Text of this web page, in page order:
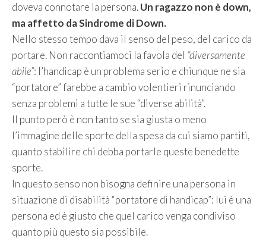
doveva connotare la persona.Un ragazzo non è down,
ma affetto da Sindrome di Down.
Nello stesso tempo dava il senso del peso, del carico da
portare. Non raccontiamoci la favola del “diversamente
abile”: l’handicap è un problema serio e chiunque ne sia
“portatore” farebbe a cambio volentieri rinunciando
senza problemi a tutte le sue “diverse abilità”.
Il punto però è non tanto se sia giusta o meno
l’immagine delle sporte della spesa da cui siamo partiti,
quanto stabilire chi debba portarle queste benedette
sporte.
In questo senso non bisogna definire una persona in
situazione di disabilità “portatore di handicap”: lui è una
persona ed è giusto che quel carico venga condiviso
quanto più questo sia possibile.